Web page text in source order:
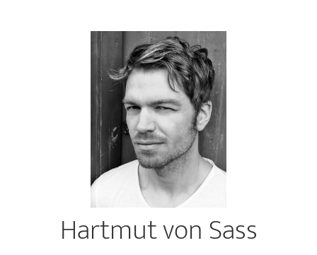
Hartmut von Sass